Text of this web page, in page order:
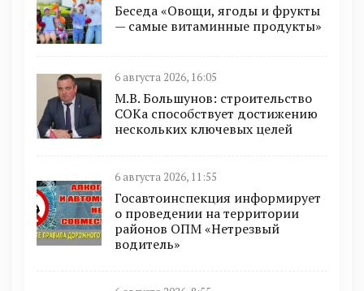
Беседа «Овощи, ягоды и фрукты
— самые витаминные продукты»
6 августа 2026, 16:05
М.В. Большунов: строительство
СОКа способствует достижению
нескольких ключевых целей
6 августа 2026, 11:55
Госавтоинспекция информирует
о проведении на территории
районов ОПМ «Нетрезвый
водитель»